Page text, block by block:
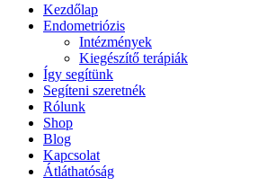
Kezdőlap
Endometriózis
Intézmények
Kiegészítő terápiák
Így segítünk
Segíteni szeretnék
Rólunk
Shop
Blog
Kapcsolat
Átláthatóság